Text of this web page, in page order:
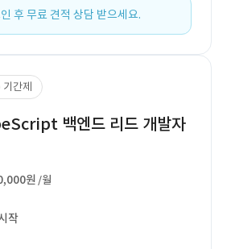
후 무료 견적 상담 받으세요.
기간제
백엔드 리드 개발자
원 /월
작